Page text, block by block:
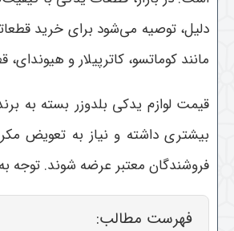
دلیل، توصیه می‌شود برای خرید
مانند کوماتسو، کاترپیلار و
قیمت لوازم یدکی بلدوزر بسته به
بیشتری داشته و نیاز به تعویض
فروشندگان معتبر عرضه شوند. توجه
فهرست مطالب: